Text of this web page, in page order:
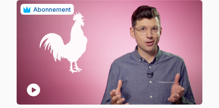
Abonnement
play_circle